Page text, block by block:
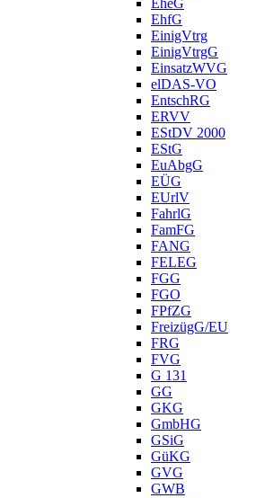
EhfG
EinigVtrg
EinigVtrgG
EinsatzWVG
elDAS-VO
EntschRG
ERVV
EStDV 2000
EStG
EuAbgG
EÜG
EUrlV
FahrlG
FamFG
FANG
FELEG
FGG
FGO
FPfZG
FreizügG/EU
FRG
FVG
G 131
GG
GKG
GmbHG
GSiG
GüKG
GVG
GWB